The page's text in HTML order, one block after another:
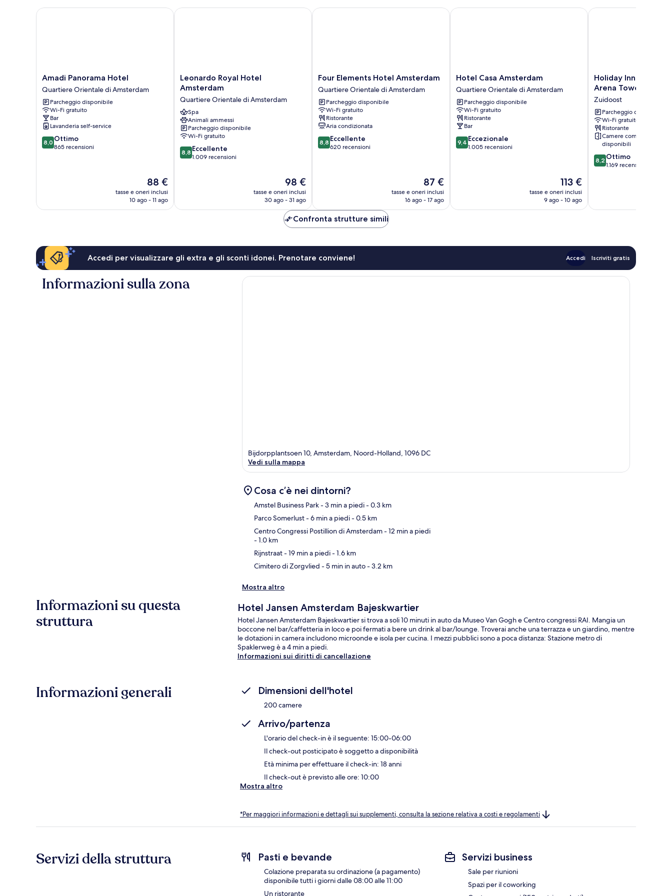
Amadi
Panorama
Hotel
Quartiere
Orientale
di
Amsterdam
Amadi Panorama Hotel
Quartiere Orientale di Amsterdam
Parcheggio disponibile
Wi-Fi gratuito
Bar
Lavanderia self-service
8.0
su
8,0 Ottimo
865 recensioni
Il
prezzo
attuale
88 €
tasse e oneri inclusi
10 ago - 11 ago
Amadi Panorama Hotel
Leonardo
Royal
Amsterdam
Quartiere
Orientale
di
Amsterdam
Leonardo Royal Hotel
Amsterdam
Quartiere Orientale di Amsterdam
Spa
Animali ammessi
Parcheggio disponibile
Wi-Fi gratuito
8.8
su
8,8 Eccellente
1.009 recensioni
Il
prezzo
attuale
98 €
98 €
tasse e oneri inclusi
30 ago - 31 ago
Leonardo Royal Hotel Amsterdam
Four
Elements
Hotel
Amsterdam
Quartiere
Orientale
di
Amsterdam
Four Elements Hotel Amsterdam
Quartiere Orientale di Amsterdam
Parcheggio disponibile
Wi-Fi gratuito
Ristorante
Aria condizionata
8.8
su
8,8 Eccellente
620 recensioni
Il
prezzo
attuale
87 €
tasse e oneri inclusi
16 ago - 17 ago
Four Elements Hotel Amsterdam
Hotel
Casa
Amsterdam
Quartiere
Orientale
di
Amsterdam
Hotel Casa Amsterdam
Quartiere Orientale di Amsterdam
Parcheggio disponibile
Wi-Fi gratuito
Ristorante
Bar
9.4
su
9,4 Eccezionale
1.005 recensioni
Il
prezzo
attuale
113 €
tasse e oneri inclusi
9 ago - 10 ago
Hotel Casa Amsterdam
Holiday
Inn
Amsterdam
-
Arena
Towers
by
IHG
Zuidoost
Holiday Inn Express
Arena Towers by
Zuidoost
Parcheggio disponibile
Wi-Fi gratuito
Ristorante
Camere comunicanti
disponibili
8.2
su
8,2 Ottimo
1.169 recensioni
Holiday Inn Express
Confronta strutture simili
Accedi per visualizzare gli extra e gli sconti idonei. Prenotare conviene! Accedi Iscriviti gratis
Informazioni sulla zona
Bijdorpplantsoen 10, Amsterdam, Noord-Holland, 1096 DC
Vedi sulla mappa
Cosa c’è nei dintorni?
Amstel Business Park- 3 min a piedi- 0.3 km
Parco Somerlust- 6 min a piedi- 0.5 km
Centro Congressi Postillion di Amsterdam- 12 min a piedi
- 1.0 km
Rijnstraat- 19 min a piedi- 1.6 km
Cimitero di Zorgvlied - 5 min in auto- 3.2 km
Mostra altro
Informazioni su questa
struttura
Hotel Jansen Amsterdam Bajeskwartier
Hotel Jansen Amsterdam Bajeskwartier si trova a soli 10 minuti in auto da Museo Van Gogh e Centro congressi RAI. Mangia un
boccone nel bar/caffetteria in loco e poi fermati a bere un drink al bar/lounge. Troverai anche una terrazza e un giardino, mentre
le dotazioni in camera includono microonde e isola per cucina. I mezzi pubblici sono a poca distanza: Stazione metro di
Spaklerweg è a 4 min a piedi.
Informazioni sui diritti di cancellazione
Informazioni generali Dimensioni dell'hotel
200 camere
Arrivo/partenza
L'orario del check-in è il seguente: 15:00-06:00
Il check-out posticipato è soggetto a disponibilità
Età minima per effettuare il check-in: 18 anni
Il check-out è previsto alle ore: 10:00
Mostra altro
*Per maggiori informazioni e dettagli sui supplementi, consulta la sezione relativa a costi e regolamenti
Servizi della struttura Pasti e bevande
Colazione preparata su ordinazione (a pagamento)
disponibile tutti i giorni dalle 08:00 alle 11:00
Un ristorante
Servizi business
Sale per riunioni
Spazi per il coworking